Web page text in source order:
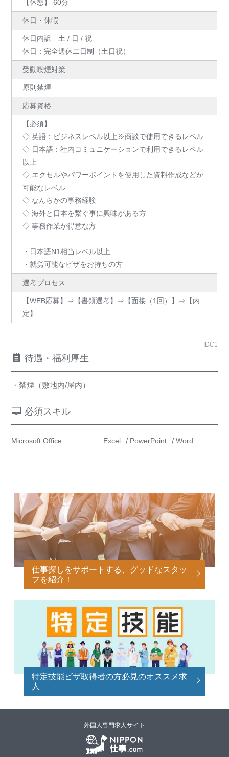
【休憩】 60分
休日・休暇
休日内訳 土 / 日 / 祝
休日：完全週休二日制（土日祝）
受動喫煙対策
原則禁煙
応募資格
【必須】
◇ 英語：ビジネスレベル以上※商談で使用できるレベル
◇ 日本語：社内コミュニケーションで利用できるレベル
以上
◇ エクセルやパワーポイントを使用した資料作成などが
可能なレベル
◇ なんらかの事務経験
◇ 海外と日本を繋ぐ事に興味がある方
◇ 事務作業が得意な方
・日本語N1相当レベル以上
・就労可能なビザをお持ちの方
選考プロセス
【WEB応募】⇒【書類選考】⇒【面接（1回）】⇒【内
定】
IDC1
待遇・福利厚生
・禁煙（敷地内/屋内）
必須スキル
Microsoft Office Excel PowerPoint Word
仕事探しをサポートする、グッドなスタッ
フを紹介！
特定技能ビザ取得者の方必見のオススメ求
人
外国人専門求人サイト